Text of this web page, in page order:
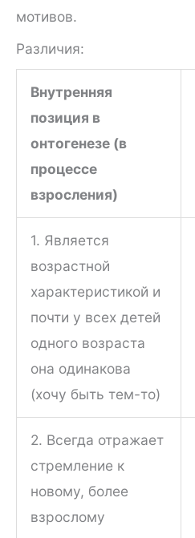
мотивов.
Различия:
Внутренняя
позиция в
онтогенезе (в
процессе
взросления)
1. Является
возрастной
характеристикой и
почти у всех детей
одного возраста
она одинакова
(хочу быть тем-то)
2. Всегда отражает
стремление к
новому, более
взрослому